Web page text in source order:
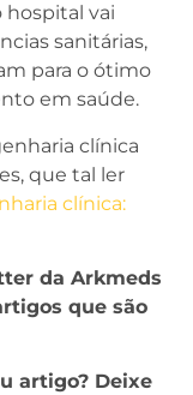
hospital vai
sanitárias,
para o ótimo
em saúde.
clínica
que tal ler
clínica:
da Arkmeds
que são
artigo? Deixe